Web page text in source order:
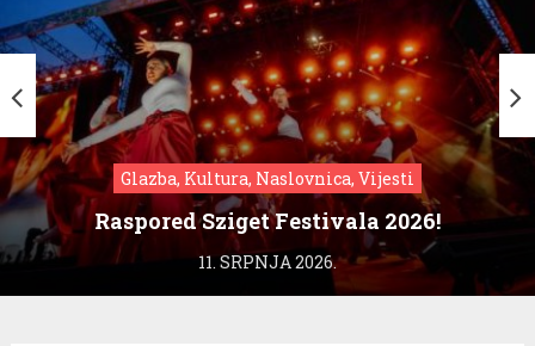
Glazba, Kultura, Naslovnica, Vijesti
Raspored Sziget Festivala 2026!
11. SRPNJA 2026.